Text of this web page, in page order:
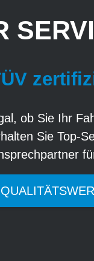
ob Sie Ihr
Sie Top-